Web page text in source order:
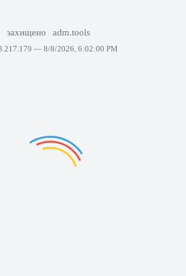
захищено adm.tools
— 8/8/2026, 6:02:00 PM